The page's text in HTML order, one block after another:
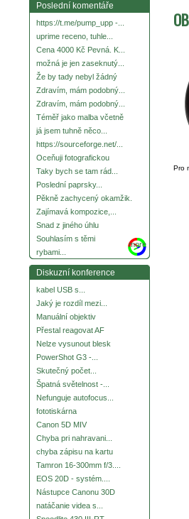
Poslední komentáře
https://t.me/pump_upp -...
uprime receno, tuhle...
Cena 4000 Kč Pevná. K...
možná je jen zaseknutý...
Že by tady nebyl žádný
Zdravím, mám podobný...
Zdravím, mám podobný...
Téměř jako malba včetně
já jsem tuhně něco...
https://sourceforge.net/...
Oceňuji fotografickou
Taky bych se tam rád...
Poslední paprsky...
Pěkně zachycený okamžik.
Zajímavá kompozice,...
Snad z jiného úhlu
Souhlasím s těmi
rybami...
more
Diskuzní konference
kabel USB s...
Jaký je rozdíl mezi...
Manuální objektiv
Přestal reagovat AF
Nelze vysunout blesk
PowerShot G3 -...
Skutečný počet...
Špatná světelnost -...
Nefunguje autofocus...
fototiskárna
Canon 5D MIV
Chyba pri nahravani...
chyba zápisu na kartu
Tamron 16-300mm f/3....
EOS 20D - systém....
Nástupce Canonu 30D
natáčanie videa s...
Pro